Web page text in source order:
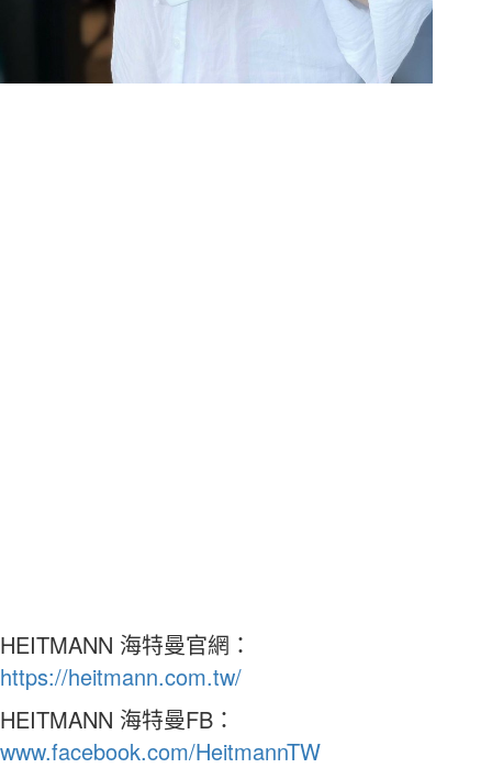
HEITMANN 海特曼官網：
https://heitmann.com.tw/
HEITMANN 海特曼FB：
www.facebook.com/HeitmannTW